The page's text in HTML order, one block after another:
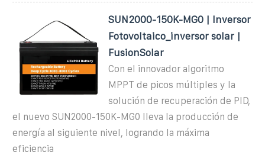
SUN2000-150K-MG0 | Inversor
Fotovoltaico_inversor solar |
FusionSolar
Con el innovador algoritmo
MPPT de picos múltiples y la
solución de recuperación de PID,
el nuevo SUN2000-150K-MG0 lleva la producción de
energía al siguiente nivel, logrando la máxima
eficiencia